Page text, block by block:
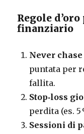
Regole
finanziario
Never
puntata per
fallita.
Stop‑loss
perdita (es.
Sessioni di